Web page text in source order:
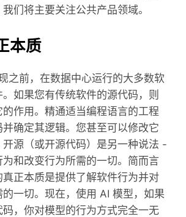
们将主要关注公共产品领域。
本质
之前，在数据中心运行的大多数软
如果您有传统软件的源代码，则
作用。精通适当编程语言的工程
确定其逻辑。您甚至可以修改它
开源（或开源代码）是另一种说法 -
和改变行为所需的一切。简而言
正本质是提供了解软件行为并对
一切。现在，使用 AI 模型，如果
，你对模型的行为方式完全一无